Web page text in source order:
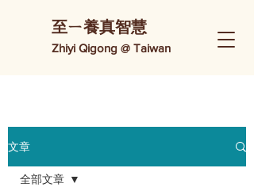
Zhiyi Qigong @ Taiwan
​至ㄧ養真智慧
文章
全部文章